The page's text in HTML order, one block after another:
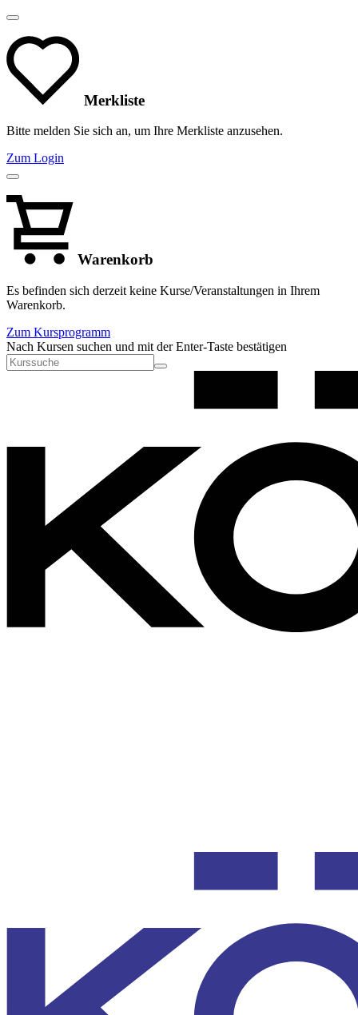
Merkliste
Bitte melden Sie sich an, um Ihre Merkliste anzusehen.
Zum Login
Warenkorb
Es befinden sich derzeit keine Kurse/Veranstaltungen in Ihrem
Warenkorb.
Zum Kursprogramm
Nach Kursen suchen und mit der Enter-Taste bestätigen